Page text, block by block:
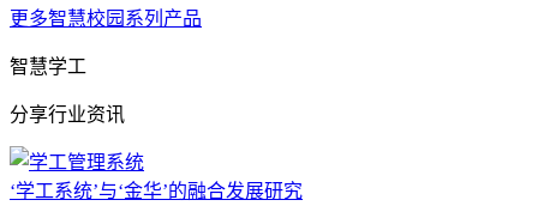
更多智慧校园系列产品
智慧学工
分享行业资讯
‘学工系统’与‘金华’的融合发展研究